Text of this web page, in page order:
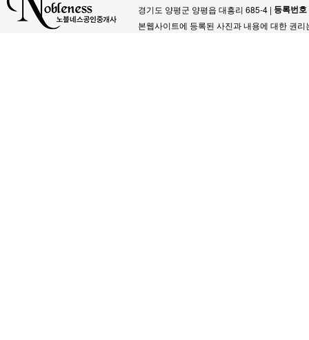
경기도 양평군 양평읍 대흥리 685-4 | 등록번호
본웹사이트에 등록된 사진과 내용에 대한 권